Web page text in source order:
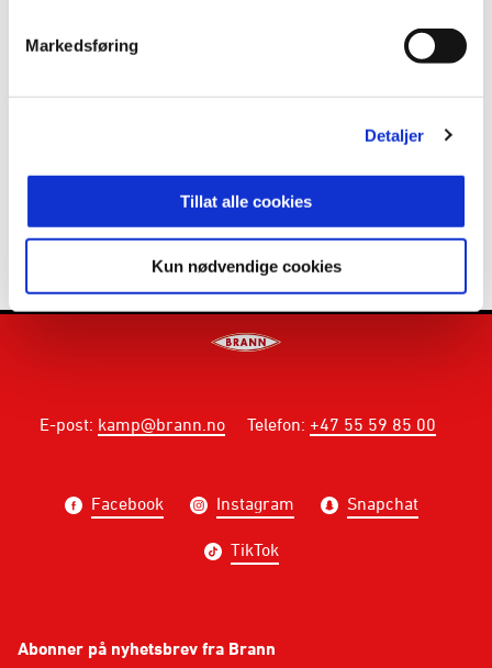
Markedsføring
Detaljer
Tillat alle cookies
Kun nødvendige cookies
E-post: kamp@brann.no Telefon: +47 55 59 85 00
Facebook Instagram Snapchat
TikTok
Abonner på nyhetsbrev fra Brann